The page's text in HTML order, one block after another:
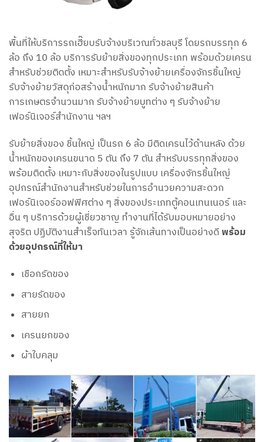
พื้นที่ให้บริการรถเฮี๊ยบรับจ้างบริเวณทั่วชลบุรี โดยรถบรรทุก 6
ล้อ ถึง 10 ล้อ บริการรับย้ายสิ่งของทุกประเภท พร้อมด้วยเครน
สำหรับช่วยติดตั้ง เหมาะสำหรับรับจ้างย้ายเครื่องจักรชิ้นใหญ่
รับจ้างย้ายวัสดุก่อสร้างน้ำหนักมาก รับจ้างย้ายสินค้า
การเกษตรจำนวนมาก รับจ้างย้ายบูทต่าง ๆ รับจ้างย้าย
เฟอร์นิเจอร์สำนักงาน ฯลฯ
รับย้ายสิ่งของ ชิ้นใหญ่ เป็นรถ 6 ล้อ มีติดเครนไว้ด้านหลัง ด้วย
น้ำหนักของเครนขนาด 5 ตัน ถึง 7 ตัน สำหรับบรรทุกสิ่งของ
พร้อมติดตั้ง เหมาะกับสิ่งของในรูปแบบ เครื่องจักรชิ้นใหญ่
อุปกรณ์สำนักงานสำหรับช่วยในการอำนวยความสะดวก
เฟอร์นิเจอร์ออฟฟิศต่าง ๆ สิ่งของประเภทตู้คอนเทนเนอร์ และ
อื่น ๆ บริการด้วยผู้เชี่ยวชาญ ทำงานที่ได้รับมอบหมายอย่าง
สุจริต ปฏิบัติงานสำเร็จทันเวลา รู้จักเส้นทางเป็นอย่างดี พร้อม
ด้วยอุปกรณ์ที่ให้มา
เชือกรัดของ
สายรัดของ
สายยก
เครนยกของ
ผ้าใบคลุม